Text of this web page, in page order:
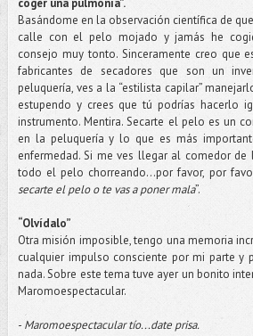
coger una pulmonía”.
Basándome en la observación científica de
calle con el pelo mojado y jamás he
consejo muy tonto. Sinceramente creo que
fabricantes de secadores que son un
peluquería, ves a la “estilista capilar”
estupendo y crees que tú podrías hacerlo
instrumento. Mentira. Secarte el pelo es un
en la peluquería y lo que es más
enfermedad. Si me ves llegar al comedor
todo el pelo chorreando...por favor, por
secarte el pelo o te vas a poner mala”.
“Olvídalo”
Otra misión imposible, tengo una memoria
cualquier impulso consciente por mi parte
nada. Sobre este tema tuve ayer un bonito
Maromoespectacular.
- Maromoespectacular tío...date prisa.